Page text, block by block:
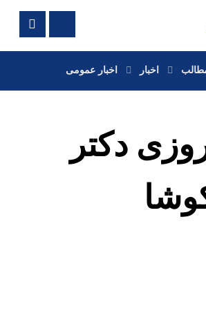
اخبار اخبار عمومی
دکتر